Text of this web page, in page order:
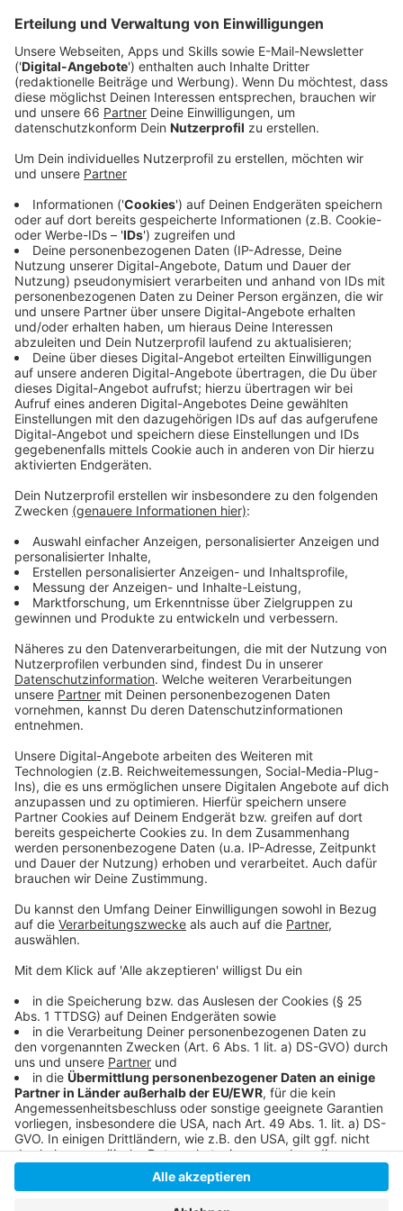
Menschen in Düsseldorf, die gern ins Schwimmbad
gehen, können ihren Besuch jetzt besser planen. Auf
der Homepage der Bädergesellschaftist ab sofort zu
sehen, welche Schwimmbahnen wann frei sind. Damit
Badegäste schaffen.
Anzeige
Mehr Überblick für Badegäste
Anzeige
Das neue Angebot zeigt, wie viele Schwimmbahnen
aktuell verfügbar sind. Vor allem Sportschwimmer
können so besser einschätzen, wann sie trainieren
können. Auch Eltern erhalten einen schnellen Überblick
wann sie mit ihren Kids trainieren können.
Mehr Infos und Links zum Thema:
Anzeige
Hier geht es zu den Belegungsplänen
Die ersten Freibäder öffnen
Neuerungen in Düsseldorfer Schwimmbädern:
Weniger Badetote in NRW:
Anzeige
Folge uns für mehr News & Updates:
Anzeige
Instagram
Anzeige
Anzeige